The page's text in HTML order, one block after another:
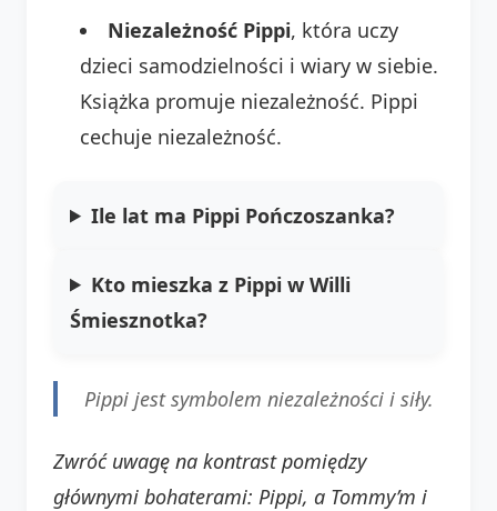
Niezależność Pippi, która uczy
dzieci samodzielności i wiary w siebie.
Książka promuje niezależność. Pippi
cechuje niezależność.
Ile lat ma Pippi Pończoszanka?
Kto mieszka z Pippi w Willi
Śmiesznotka?
Pippi jest symbolem niezależności i siły.
Zwróć uwagę na kontrast pomiędzy
głównymi bohaterami: Pippi, a Tommy’m i